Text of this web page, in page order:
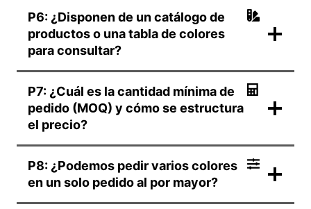
P6: ¿Disponen de un catálogo de
productos o una tabla de colores
para consultar?
P7: ¿Cuál es la cantidad mínima de
pedido (MOQ) y cómo se estructura
el precio?
P8: ¿Podemos pedir varios colores
en un solo pedido al por mayor?